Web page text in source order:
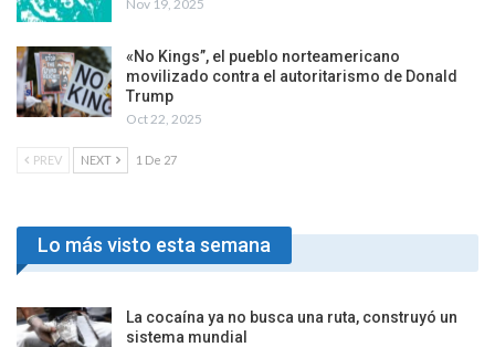
Nov 19, 2025
«No Kings”, el pueblo norteamericano
movilizado contra el autoritarismo de Donald
Trump
Oct 22, 2025
PREV NEXT 1 De 27
Lo más visto esta semana
La cocaína ya no busca una ruta, construyó un
sistema mundial